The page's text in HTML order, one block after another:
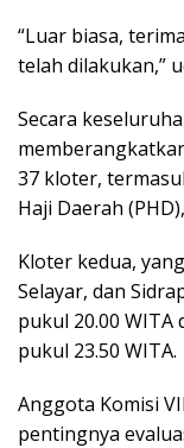
“Luar biasa,
telah dilakukan,”
Secara
37 kloter,
Haji Daerah
Kloter kedua,
Selayar, dan
pukul 20.00
pukul 23.50 WITA.
Anggota Komisi
pentingnya